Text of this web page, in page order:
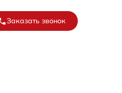
Заказать звонок